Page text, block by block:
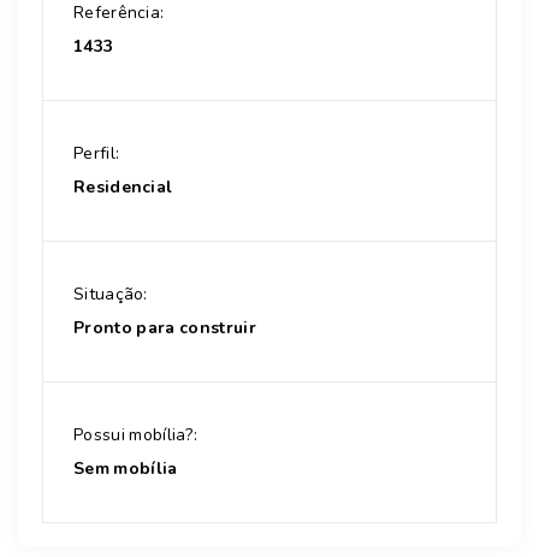
Referência:
1433
Perfil:
Residencial
Situação:
Pronto para construir
Possui mobília?:
Sem mobília